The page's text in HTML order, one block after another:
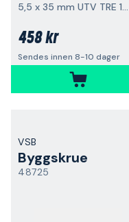
5,5 x 35 mm UTV TRE 150-pakning
458 kr
Sendes innen 8-10 dager
VSB
Byggskrue
48725